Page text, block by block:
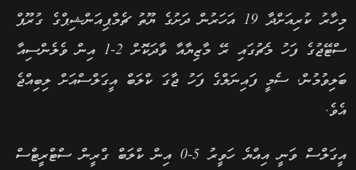
މިހާރު ކުރިއަށްދާ 19 އަހަރުން ދަށުގެ ޔޫތު ޗެމްޕިއަންޝިޕްގެ ގުރޫޕް
ސްޓޭޖުގެ ފަހު މެޗުގައި ރޭ މާޒިޔާއާ ވާދަކޮށް 2-1 އިން ވެލެންސިއާ
ބަލިވުމުން, ސެމީ ފައިނަލްގެ ފަހު ޖާގަ ކްލަބް އީގަލްސްއަށް ލިބިއްޖެ
އެވެ.
އީގަލްސް ވަނީ އިއްޔެ ހަވީރު 5-0 އިން ކްލަބް ގްރީން ސްޓްރީޓްސް